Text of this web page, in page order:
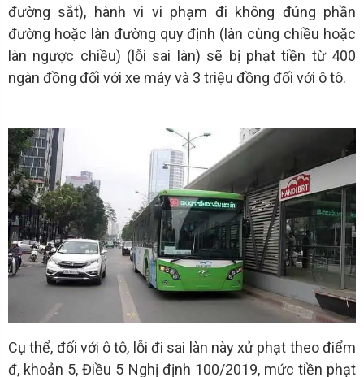
đường sắt), hành vi vi phạm đi không đúng phần
đường hoặc làn đường quy định (làn cùng chiều hoặc
làn ngược chiều) (lỗi sai làn) sẽ bị phạt tiền từ 400
ngàn đồng đối với xe máy và 3 triệu đồng đối với ô tô.
Cụ thể, đối với ô tô, lỗi đi sai làn này xử phạt theo điểm
đ, khoản 5, Điều 5 Nghị định 100/2019, mức tiền phạt